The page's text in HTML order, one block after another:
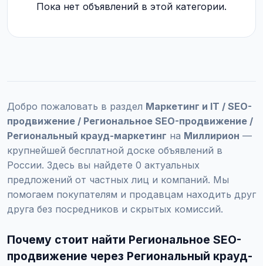
Пока нет объявлений в этой категории.
Добро пожаловать в раздел Маркетинг и IT / SEO-
продвижение / Региональное SEO-продвижение /
Региональный крауд-маркетинг на Миллирион —
крупнейшей бесплатной доске объявлений в
России. Здесь вы найдете 0 актуальных
предложений от частных лиц и компаний. Мы
помогаем покупателям и продавцам находить друг
друга без посредников и скрытых комиссий.
Почему стоит найти Региональное SEO-
продвижение через Региональный крауд-